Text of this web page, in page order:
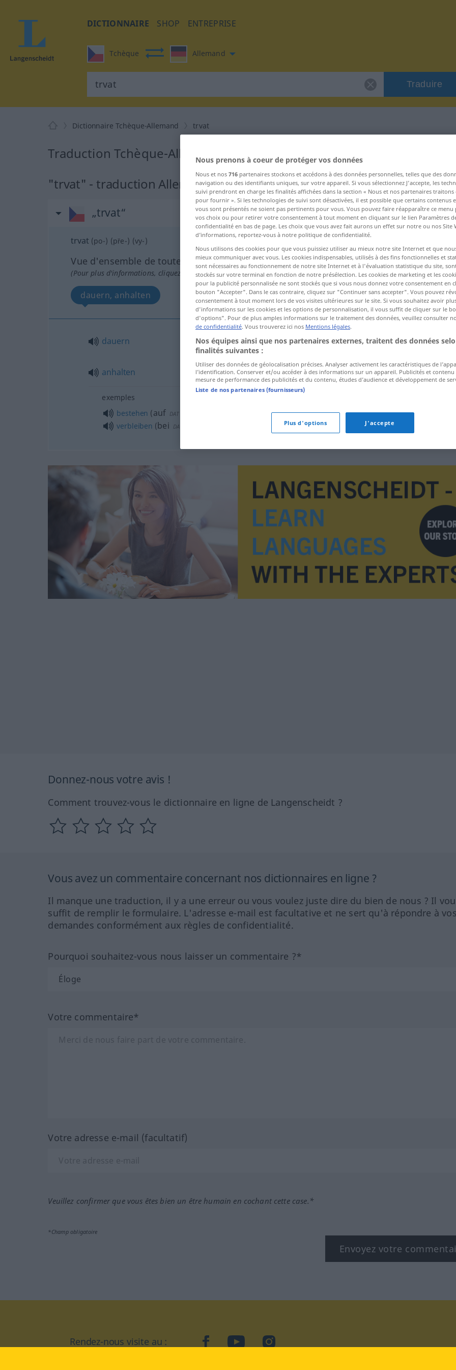
DICTIONNAIRE SHOP ENTREPRISE
Tchèque Allemand
Traduire
Dictionnaire Tchèque-Allemand trvat
Traduction Tchèque-Allemand de "trvat"
"trvat" - traduction Allemand
„trvat“
trvat (po-) (pře-) (vy-)
Vue d'ensemble de toutes les traductions
(Pour plus d'informations, cliquez sur/touchez la traduction)
dauern, anhalten
dauern trvat
anhalten trvat
exemples
bestehen (auf DAT
verbleiben (bei DAT
trvat (na čem)
Donnez-nous votre avis !
Comment trouvez-vous le dictionnaire en ligne de Langenscheidt ?
Vous avez un commentaire concernant nos dictionnaires en ligne ?
Il manque une traduction, il y a une erreur ou vous voulez juste dire du bien de nous ? Il
suffit de remplir le formulaire. L'adresse e-mail est facultative et ne sert qu'à répondre à
demandes conformément aux règles de confidentialité.
Pourquoi souhaitez-vous nous laisser un commentaire ?*
Votre commentaire*
Votre adresse e-mail (facultatif)
Veuillez confirmer que vous êtes bien un être humain en cochant cette case.*
*Champ obligatoire
Envoyez votre
Rendez-nous visite au : facebookYouTubeInstagram
Nous prenons à coeur de protéger vos données
Nous et nos 716 partenaires stockons et accédons à des données personnelles, telles que des
navigation ou des identifiants uniques, sur votre appareil. Si vous sélectionnez J'accepte, les
suivi prendront en charge les finalités affichées dans la section « Nous et nos partenaires traitons
pour fournir ». Si les technologies de suivi sont désactivées, il est possible que certains contenus
vous sont présentés ne soient pas pertinents pour vous. Vous pouvez faire réapparaître ce
vos choix ou pour retirer votre consentement à tout moment en cliquant sur le lien Paramètres
confidentialité en bas de page. Les choix que vous avez fait aurons un effet sur notre ou nos Site
d’informations, reportez-vous à notre politique de confidentialité.
Nous utilisons des cookies pour que vous puissiez utiliser au mieux notre site Internet et que
mieux communiquer avec vous. Les cookies indispensables, utilisés à des fins fonctionnelles et
sont nécessaires au fonctionnement de notre site Internet et à l'évaluation statistique du site,
stockés sur votre terminal en fonction de notre présélection. Les cookies de marketing et les
pour la publicité personnalisée ne sont stockés que si vous nous donnez votre consentement en
bouton "Accepter". Dans le cas contraire, cliquez sur "Continuer sans accepter". Vous pouvez
consentement à tout moment lors de vos visites ultérieures sur le site. Si vous souhaitez avoir
d'informations sur les cookies et les options de personnalisation, il vous suffit de cliquer sur le
d'options". Pour de plus amples informations sur le traitement des données, veuillez consulter
de confidentialité. Vous trouverez ici nos Mentions légales.
Nos équipes ainsi que nos partenaires externes, traitent des données
finalités suivantes :
Utiliser des données de géolocalisation précises. Analyser activement les caractéristiques de
l’identification. Conserver et/ou accéder à des informations sur un appareil. Publicités et contenu
mesure de performance des publicités et du contenu, études d’audience et développement de
Liste de nos partenaires (fournisseurs)
Plus d'options J'accepte